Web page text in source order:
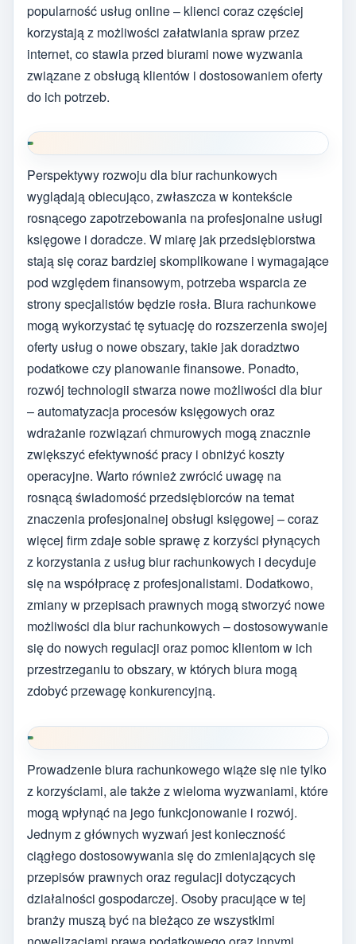
popularność usług online – klienci coraz częściej
korzystają z możliwości załatwiania spraw przez
internet, co stawia przed biurami nowe wyzwania
związane z obsługą klientów i dostosowaniem oferty
do ich potrzeb.
Perspektywy rozwoju dla biur rachunkowych
wyglądają obiecująco, zwłaszcza w kontekście
rosnącego zapotrzebowania na profesjonalne usługi
księgowe i doradcze. W miarę jak przedsiębiorstwa
stają się coraz bardziej skomplikowane i wymagające
pod względem finansowym, potrzeba wsparcia ze
strony specjalistów będzie rosła. Biura rachunkowe
mogą wykorzystać tę sytuację do rozszerzenia swojej
oferty usług o nowe obszary, takie jak doradztwo
podatkowe czy planowanie finansowe. Ponadto,
rozwój technologii stwarza nowe możliwości dla biur
– automatyzacja procesów księgowych oraz
wdrażanie rozwiązań chmurowych mogą znacznie
zwiększyć efektywność pracy i obniżyć koszty
operacyjne. Warto również zwrócić uwagę na
rosnącą świadomość przedsiębiorców na temat
znaczenia profesjonalnej obsługi księgowej – coraz
więcej firm zdaje sobie sprawę z korzyści płynących
z korzystania z usług biur rachunkowych i decyduje
się na współpracę z profesjonalistami. Dodatkowo,
zmiany w przepisach prawnych mogą stworzyć nowe
możliwości dla biur rachunkowych – dostosowywanie
się do nowych regulacji oraz pomoc klientom w ich
przestrzeganiu to obszary, w których biura mogą
zdobyć przewagę konkurencyjną.
Prowadzenie biura rachunkowego wiąże się nie tylko
z korzyściami, ale także z wieloma wyzwaniami, które
mogą wpłynąć na jego funkcjonowanie i rozwój.
Jednym z głównych wyzwań jest konieczność
ciągłego dostosowywania się do zmieniających się
przepisów prawnych oraz regulacji dotyczących
działalności gospodarczej. Osoby pracujące w tej
branży muszą być na bieżąco ze wszystkimi